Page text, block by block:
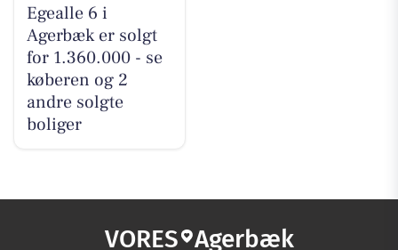
Egealle 6 i
Agerbæk er solgt
for 1.360.000 - se
køberen og 2
andre solgte
boliger
VORES Agerbæk